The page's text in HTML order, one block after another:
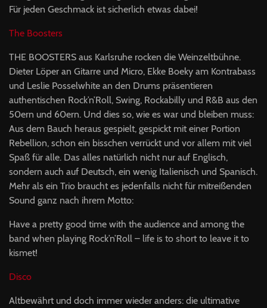
Für jeden Geschmack ist sicherlich etwas dabei!
The Boosters
THE BOOSTERS aus Karlsruhe rocken die Weinzeltbühne.
Dieter Löper an Gitarre und Micro, Ekke Boeky am Kontrabass
und Leslie Posselwhite an den Drums präsentieren
authentischen Rock’n’Roll, Swing, Rockabilly und R&B aus den
50ern und 60ern. Und dies so, wie es war und bleiben muss:
Aus dem Bauch heraus gespielt, gespickt mit einer Portion
Rebellion, schon ein bisschen verrückt und vor allem mit viel
Spaß für alle. Das alles natürlich nicht nur auf Englisch,
sondern auch auf Deutsch, ein wenig Italienisch und Spanisch.
Mehr als ein Trio braucht es jedenfalls nicht für mitreißenden
Sound ganz nach ihrem Motto:
Have a pretty good time with the audience and among the
band when playing Rock’n’Roll – life is to short to leave it to
kismet!
Disco
Altbewährt und doch immer wieder anders: die ultimative